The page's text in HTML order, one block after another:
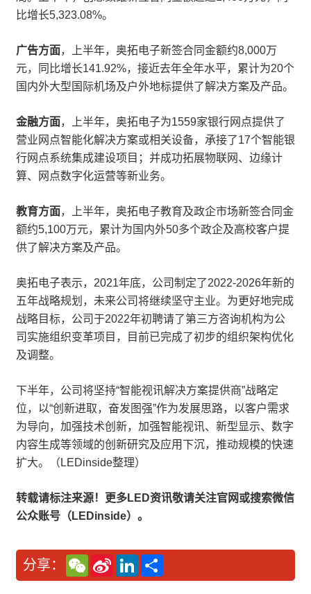
比增长5,323.08%。
广告方面，上半年，奥拓电子新签合同金额约8,000万
元，同比增长141.92%，接近去年全年水平，累计为20个
国内外大型国际机场及户外地标提供了解决方案及产品。
金融方面，上半年，奥拓电子为1559家银行网点提供了
营业网点智能化解决方案或相关设备，承接了17个智能银
行网点系统集成建设项目；并成功拓展物联网、边缘计
算、网点数字化运营等新业务。
教育方面，上半年，奥拓电子教育及政企市场新签合同金
额约5,100万元，累计为国内外50多个政企及高校客户提
供了解决方案及产品。
奥拓电子表示，2021年底，公司制定了2022-2026年新的
五年战略规划，未来公司将继续坚守主业。为更好地完成
战略目标，公司于2022年初聘请了第三方咨询机构为公
司实施组织变革项目，目前已完成了初步的组织架构优化
及调整。
下半年，公司将坚持“智能视讯解决方案提供商”战略定
位，以“创新进取，奋发图强”作为发展思路，以客户需求
为导向，加强技术创新，加强智能视讯、新型显示、数字
内容生成等领域的创新研究及应用下沉，推动规模的快速
扩大。（LEDinside整理）
转载请标注来源！更多LED资讯敬请关注官网或搜索微信
公众账号（LEDinside）。
分享：
W
e
C
S
n
L
n